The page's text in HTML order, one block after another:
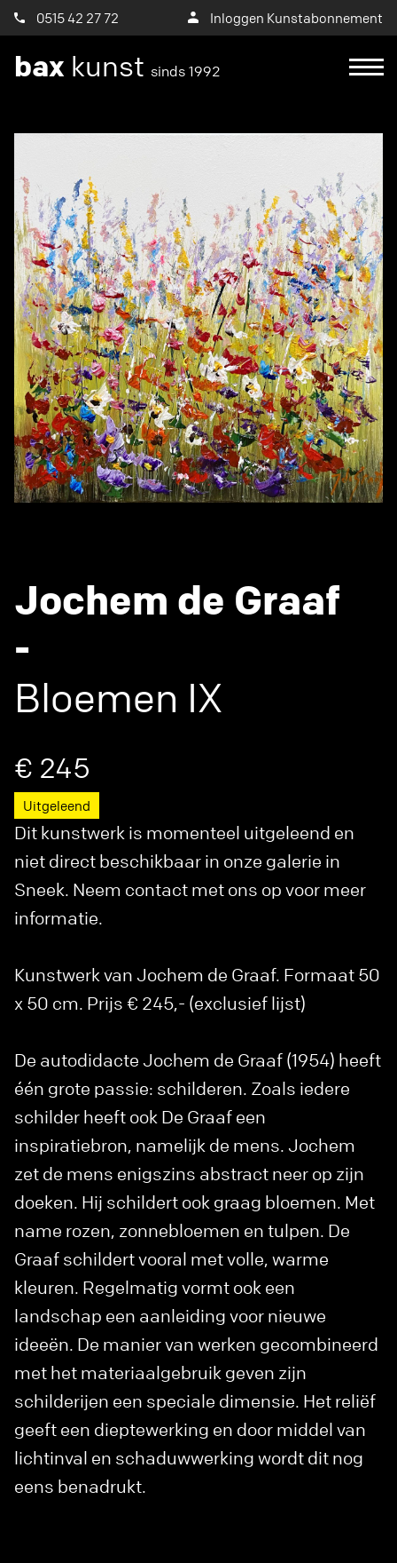
0515 42 27 72 Inloggen Kunstabonnement
bax kunst sinds 1992
Jochem de Graaf
-
Bloemen IX
€ 245
Uitgeleend
Dit kunstwerk is momenteel uitgeleend en
niet direct beschikbaar in onze galerie in
Sneek. Neem contact met ons op voor meer
informatie.
Kunstwerk van Jochem de Graaf. Formaat 50
x 50 cm. Prijs € 245,- (exclusief lijst)
De autodidacte Jochem de Graaf (1954) heeft
één grote passie: schilderen. Zoals iedere
schilder heeft ook De Graaf een
inspiratiebron, namelijk de mens. Jochem
zet de mens enigszins abstract neer op zijn
doeken. Hij schildert ook graag bloemen. Met
name rozen, zonnebloemen en tulpen. De
Graaf schildert vooral met volle, warme
kleuren. Regelmatig vormt ook een
landschap een aanleiding voor nieuwe
ideeën. De manier van werken gecombineerd
met het materiaalgebruik geven zijn
schilderijen een speciale dimensie. Het reliëf
geeft een dieptewerking en door middel van
lichtinval en schaduwwerking wordt dit nog
eens benadrukt.